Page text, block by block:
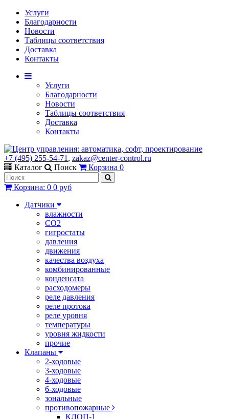
Услуги
Благодарности
Новости
Таблицы соответствия
Доставка
Контакты
Услуги
Благодарности
Новости
Таблицы соответствия
Доставка
Контакты
+7 (495) 255-54-71 , zakaz@center-control.ru
Каталог
Поиск Корзина 0
Корзина: 0 0 руб
Датчики
влажности
CO2
гигростаты
давления
движения
качества воздуха
комбинированные
конденсата
расходомеры
реле давления
реле протока
реле уровня
температуры
уровня жидкости
прочие
Клапаны
2-ходовые
3-ходовые
4-ходовые
6-ходовые
зональные
противопожарные
КЛОП-1